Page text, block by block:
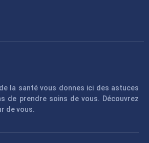
la santé vous donnes ici des astuces
de prendre soins de vous. Découvrez
de vous.